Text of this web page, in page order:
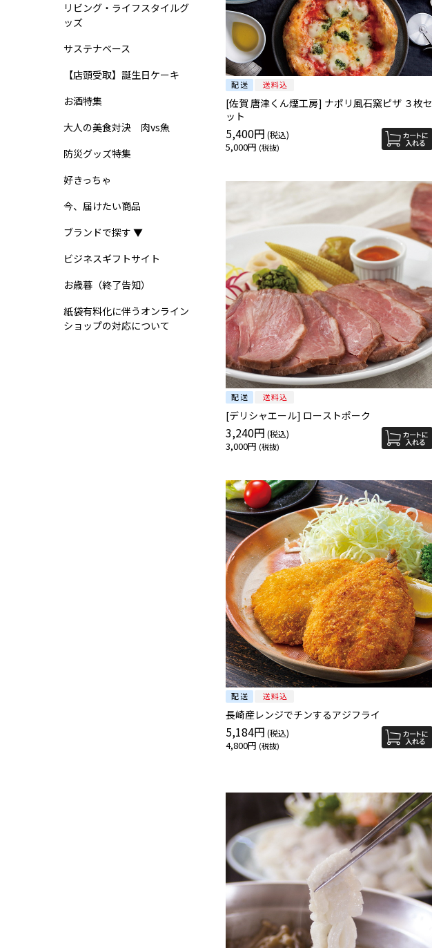
リビング・ライフスタイルグ
ッズ
サステナベース
【店頭受取】誕生日ケーキ
お酒特集
大人の美食対決 肉vs魚
防災グッズ特集
好きっちゃ
今、届けたい商品
ブランドで探す ▼
ビジネスギフトサイト
お歳暮（終了告知）
紙袋有料化に伴うオンライン
ショップの対応について
[佐賀 唐津くん煙工房] ナポリ風石窯ピザ ３枚セ
ット
5,400円
5,000円
[デリシャエール] ローストポーク
3,240円
3,000円
長崎産レンジでチンするアジフライ
5,184円
4,800円